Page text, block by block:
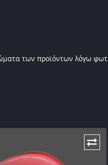
των προϊόντων λόγω